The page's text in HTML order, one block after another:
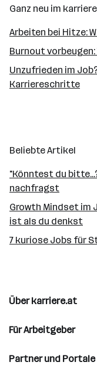
Ganz neu im
Arbeiten bei Hitze:
Burnout vorbeugen:
Unzufrieden im
Karriereschritte
Beliebte Artikel
"Könntest du
nachfragst
Growth Mindset im
ist als du denkst
7 kuriose Jobs für
Über karriere.at
Für Arbeitgeber
Partner und Portale